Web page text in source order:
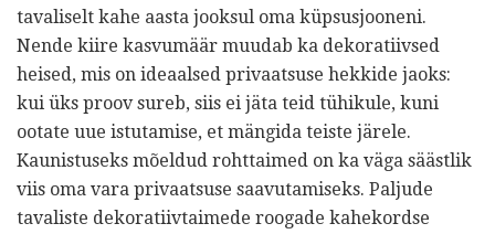
tavaliselt kahe aasta jooksul oma küpsusjooneni.
Nende kiire kasvumäär muudab ka dekoratiivsed
heised, mis on ideaalsed privaatsuse hekkide jaoks:
kui üks proov sureb, siis ei jäta teid tühikule, kuni
ootate uue istutamise, et mängida teiste järele.
Kaunistuseks mõeldud rohttaimed on ka väga säästlik
viis oma vara privaatsuse saavutamiseks. Paljude
tavaliste dekoratiivtaimede roogade kahekordse